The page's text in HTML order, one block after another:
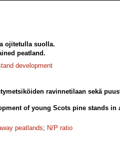
ojitetulla suolla.
peatland.
development
ravinnetilaan sekä
of young Scots pine stands in
peatlands; N/P ratio